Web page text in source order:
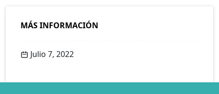
MÁS INFORMACIÓN
Julio 7, 2022